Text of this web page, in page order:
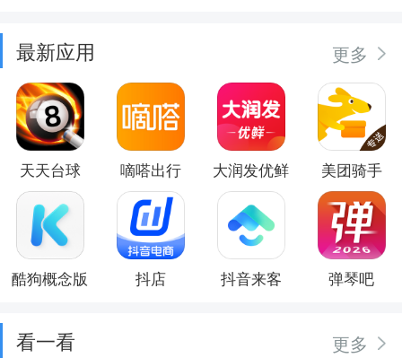
最新应用 更多
天天台球 嘀嗒出行 大润发优鲜 美团骑手
酷狗概念版 抖店 抖音来客 弹琴吧
看一看 更多